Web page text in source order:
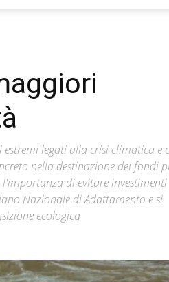
Città
estremi legati alla crisi climatica e
nella destinazione dei fondi
di evitare
Nazionale di Adattamento e si
ecologica